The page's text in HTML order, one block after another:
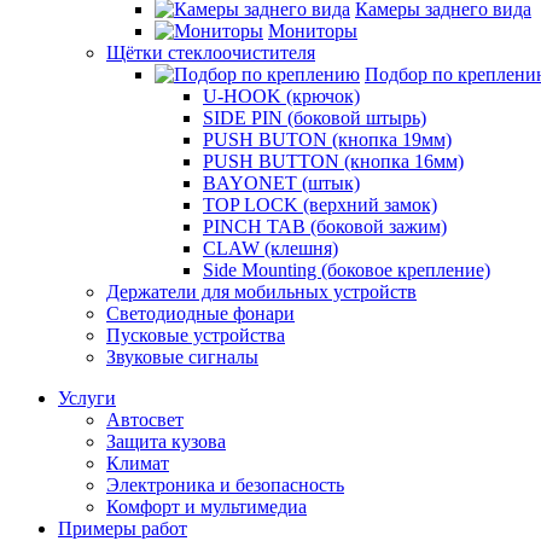
Камеры заднего вида
Мониторы
Щётки стеклоочистителя
Подбор по
U-HOOK (крючок)
SIDE PIN (боковой штырь)
PUSH BUTON (кнопка 19мм)
PUSH BUTTON (кнопка 16мм)
BAYONET (штык)
TOP LOCK (верхний замок)
PINCH TAB (боковой зажим)
CLAW (клешня)
Side Mounting (боковое крепление)
Держатели для мобильных устройств
Светодиодные фонари
Пусковые устройства
Звуковые сигналы
Услуги
Автосвет
Защита кузова
Климат
Электроника и безопасность
Комфорт и мультимедиа
Примеры работ